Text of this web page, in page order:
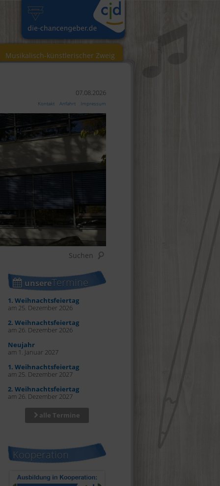
Musikalisch-künstlerischer Zweig
07.08.2026
Kontakt Anfahrt Impressum
unsereTermine
1. Weihnachtsfeiertag
am 25. Dezember 2026
2. Weihnachtsfeiertag
am 26. Dezember 2026
Neujahr
am 1. Januar 2027
1. Weihnachtsfeiertag
am 25. Dezember 2027
2. Weihnachtsfeiertag
am 26. Dezember 2027
alle Termine
Kooperation